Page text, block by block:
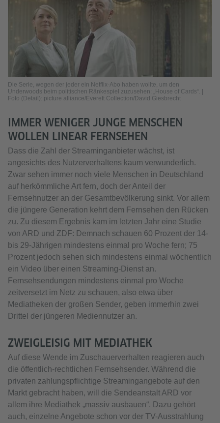
Die Serie, wegen der jeder ein Netflix-Abo haben wollte, um den
Underwoods beim politischen Ränkespiel zuzusehen: „House of Cards“. |
Foto (Detail): picture alliance/Everett Collection/David Giesbrecht
IMMER WENIGER JUNGE MENSCHEN
WOLLEN LINEAR FERNSEHEN
Dass die Zahl der Streaminganbieter wächst, ist
angesichts des Nutzerverhaltens kaum verwunderlich.
Zwar sehen immer noch viele Menschen in Deutschland
auf herkömmliche Art fern, doch der Anteil der
Fernsehnutzer an der Gesamtbevölkerung sinkt. Vor allem
die jüngere Generation kehrt dem Fernsehen den Rücken
zu. Zu diesem Ergebnis kam im letzten Jahr eine Studie
von ARD und ZDF: Demnach schauen 60 Prozent der 14-
bis 29-Jährigen mindestens einmal pro Woche fern; 75
Prozent jedoch sehen sich mindestens einmal wöchentlich
ein Video über einen Streaming-Dienst an.
Fernsehsendungen mindestens einmal pro Woche
zeitversetzt im Netz zu schauen, also etwa über
Mediatheken der großen Sender, geben immerhin zwei
Drittel der jüngeren Mediennutzer an.
ZWEIGLEISIG MIT MEDIATHEK
Auf diese Wende im Zuschauerverhalten reagieren auch
die öffentlich-rechtlichen Fernsehsender. Während die
privaten zahlungspflichtige Streamingangebote auf den
Markt gebracht haben, will die Sendeanstalt ARD vor
allem ihre Mediathek „massiv ausbauen“. Dazu gehört
auch, einzelne Angebote schon vor der TV-Ausstrahlung